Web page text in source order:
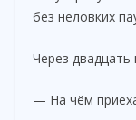
без неловких
Через двадцать
— На чём